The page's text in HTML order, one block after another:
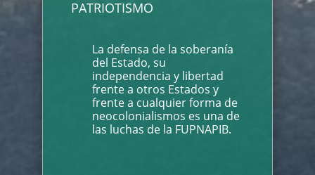
PATRIOTISMO
La defensa de la soberanía
del Estado, su
independencia y libertad
frente a otros Estados y
frente a cualquier forma de
neocolonialismos es una de
las luchas de la FUPNAPIB.